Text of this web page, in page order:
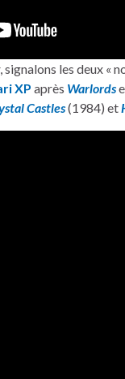
, signalons les deux «
XP après Warlords
Castles(1984) et